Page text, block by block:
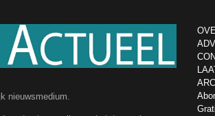
nieuwsmedium.